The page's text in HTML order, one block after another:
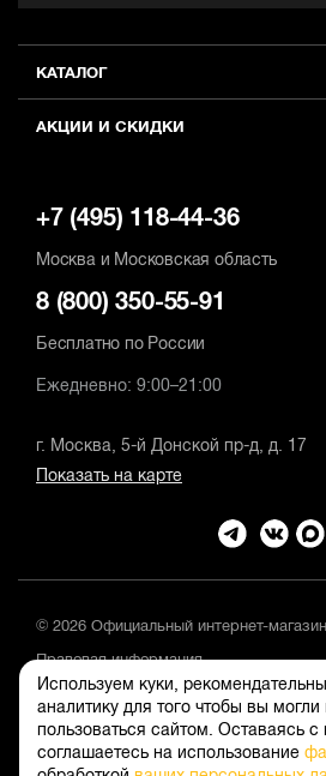
Используем куки,
аналитику для того чтобы вы
пользоваться сайтом. Оставаясь
соглашаетесь на использование
КАТАЛОГ
АКЦИИ И СКИДКИ
+7 (495) 118-44-36
Москва и Московская область
8 (800) 350-55-91
Бесплатно по России
Ежедневно: 9:00–21:00
г. Москва, 5-й Донской пр-д, д. 17
Показать на карте
© 2026 Официальный интернет-магазин
Правовая информация
Положение об обработке и защите